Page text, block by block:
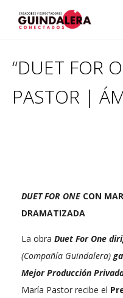
“DUET FOR
PASTOR |
DUET FOR ONE CON
DRAMATIZADA
La obra Duet For One
(Compañía Guindalera)
Mejor Producción
María Pastor recibe el